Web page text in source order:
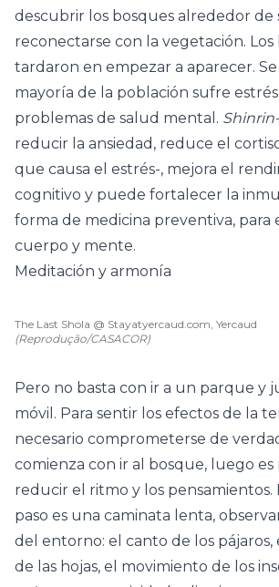
descubrir los bosques alrededor de
reconectarse con la vegetación. Los
tardaron en empezar a aparecer.
mayoría de la población sufre
problemas de salud mental.
reducir la ansiedad, reduce el
que causa el estrés-, mejora el
cognitivo y puede fortalecer la
forma de medicina preventiva, para
cuerpo y mente.
Meditación y armonía
The Last Shola @ Stayatyercaud.com, Yercaud
(Reprodução/CASACOR)
Pero no basta con ir a un parque y
móvil. Para sentir los efectos de la
necesario comprometerse de
comienza con ir al bosque, luego es
reducir el ritmo y los pensamientos.
paso es una caminata lenta,
del entorno: el canto de los
de las hojas, el movimiento de los